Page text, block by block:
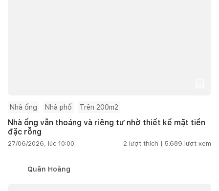
Nhà ống Nhà phố Trên 200m2
Nhà ống vẫn thoáng và riêng tư nhờ thiết kế mặt tiền
đặc rỗng
27/06/2026, lúc 10:00 2 lượt thích | 5.689 lượt xem
Quân Hoàng